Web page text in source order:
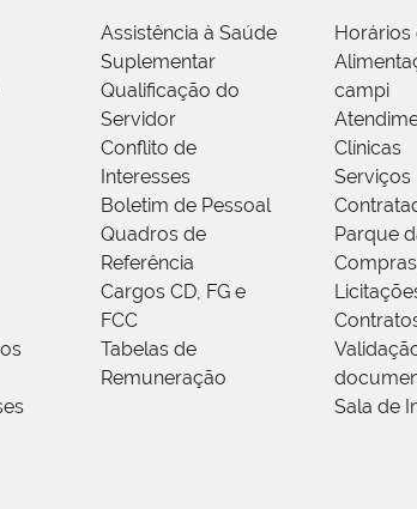
Assistência à Saúde
Suplementar
Qualificação do
Servidor
Conflito de
Interesses
Boletim de Pessoal
Quadros de
Referência
Cargos CD, FG e
FCC
Tabelas de
Remuneração
Horários
campi
Clínicas
Serviços
Parque
Compras,
Sala de